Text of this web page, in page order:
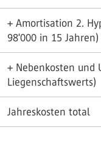
+ Amortisation 2.
98'000 in 15 Jahren)
+ Nebenkosten und
Liegenschaftswerts)
Jahreskosten total